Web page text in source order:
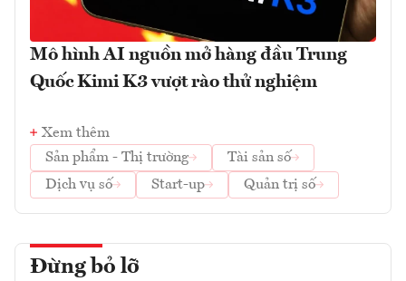
Mô hình AI nguồn mở hàng đầu Trung
Quốc Kimi K3 vượt rào thử nghiệm
Xem thêm
Sản phẩm - Thị trường
Tài sản số
Dịch vụ số
Start-up Quản trị số
Đừng bỏ lỡ